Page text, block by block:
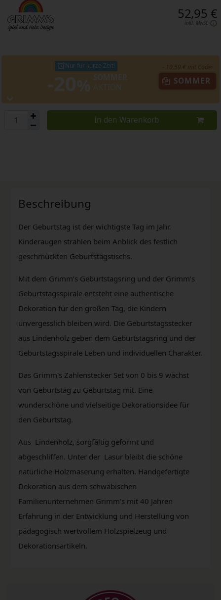
52,95 €
inkl. MwSt.
Nur für kurze Zeit!
SOMMER
In den Warenkorb
Beschreibung
Der Geburtstag ist der wichtigste Tag im Jahr.
Kinderaugen strahlen beim Anblick des festlich
geschmückten Geburtstagstischs.
Mit dem Grimm’s Geburtstagsring und der Grimm’s
Geburtstagsspirale entsteht eine authentische
Dekoration für den großen Tag, die Kindern
unvergesslich bleiben wird. Die Geburtstagsstecker
aus Lindenholz geben dem Geburtstagsring und der
Geburtstagsspirale Leben und individuellen Charakter.
Das Grimm's Zahlenstecker Set von 0 bis 9 wächst
von Geburtstag zu Geburtstag mit. Eine
wunderschöne und vielseitige Dekorationsidee für
den Geburtstag.
Aus Lindenholz, sorgfältig geformt und
abgeschliffen. Unter der Lasur bleibt die schöne
natürliche Holzmaserung erhalten. Handgefertigte
Dekoration aus dem schwäbischen
Familienunternehmen Grimm's mit 40 Jahren
Erfahrung in der Entwicklung und Herstellung von
pädagogisch wertvollem Holzspielzeug und
Dekorationsartikeln.